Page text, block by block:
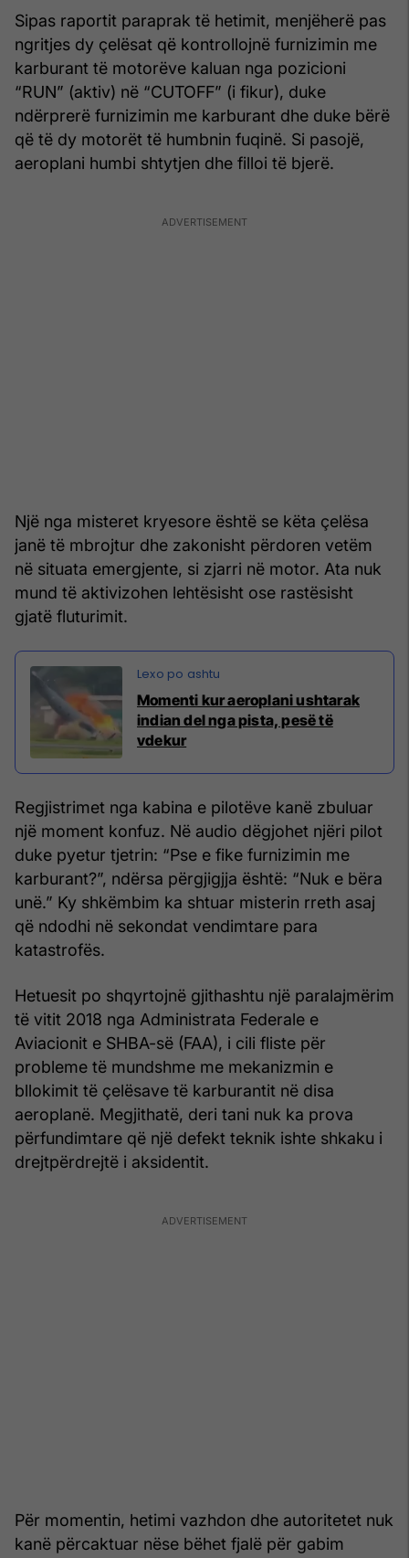
Sipas raportit paraprak të hetimit, menjëherë pas
ngritjes dy çelësat që kontrollojnë furnizimin me
karburant të motorëve kaluan nga pozicioni
“RUN” (aktiv) në “CUTOFF” (i fikur), duke
ndërprerë furnizimin me karburant dhe duke bërë
që të dy motorët të humbnin fuqinë. Si pasojë,
aeroplani humbi shtytjen dhe filloi të bjerë.
Një nga misteret kryesore është se këta çelësa
janë të mbrojtur dhe zakonisht përdoren vetëm
në situata emergjente, si zjarri në motor. Ata nuk
mund të aktivizohen lehtësisht ose rastësisht
gjatë fluturimit.
Momenti kur aeroplani ushtarak
indian del nga pista, pesë të
vdekur
Regjistrimet nga kabina e pilotëve kanë zbuluar
një moment konfuz. Në audio dëgjohet njëri pilot
duke pyetur tjetrin: “Pse e fike furnizimin me
karburant?”, ndërsa përgjigjja është: “Nuk e bëra
unë.” Ky shkëmbim ka shtuar misterin rreth asaj
që ndodhi në sekondat vendimtare para
katastrofës.
Hetuesit po shqyrtojnë gjithashtu një paralajmërim
të vitit 2018 nga Administrata Federale e
Aviacionit e SHBA-së (FAA), i cili fliste për
probleme të mundshme me mekanizmin e
bllokimit të çelësave të karburantit në disa
aeroplanë. Megjithatë, deri tani nuk ka prova
përfundimtare që një defekt teknik ishte shkaku i
drejtpërdrejtë i aksidentit.
Për momentin, hetimi vazhdon dhe autoritetet nuk
kanë përcaktuar nëse bëhet fjalë për gabim